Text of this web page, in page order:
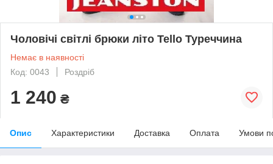
Чоловічі світлі брюки літо Tello Туреччина
Немає в наявності
Код: 0043
Роздріб
1 240 ₴
Опис Характеристики Доставка Оплата Умови